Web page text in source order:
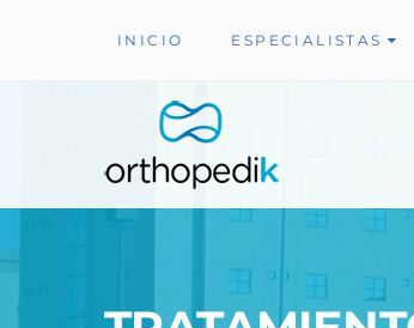
INICIO ESPECIALISTAS